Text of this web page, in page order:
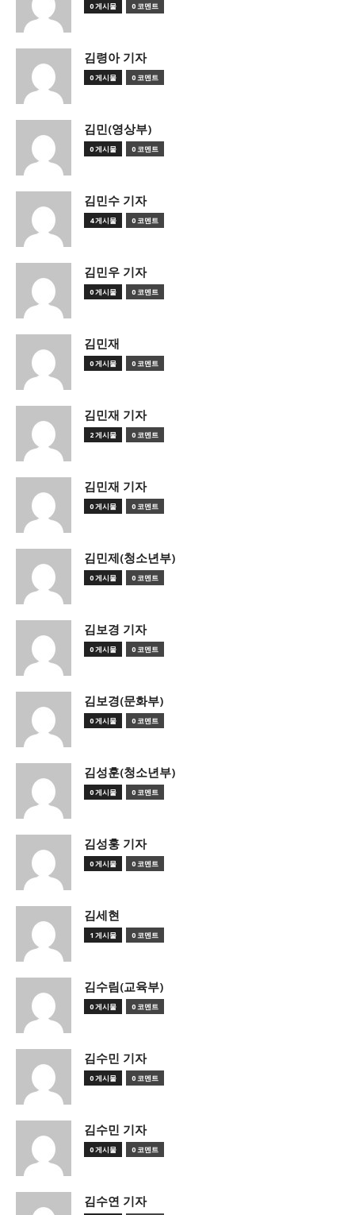
0 게시물 0 코멘트
김령아 기자
0 게시물 0 코멘트
김민(영상부)
0 게시물 0 코멘트
김민수 기자
4 게시물 0 코멘트
김민우 기자
0 게시물 0 코멘트
김민재
0 게시물 0 코멘트
김민재 기자
2 게시물 0 코멘트
김민재 기자
0 게시물 0 코멘트
김민제(청소년부)
0 게시물 0 코멘트
김보경 기자
0 게시물 0 코멘트
김보경(문화부)
0 게시물 0 코멘트
김성훈(청소년부)
0 게시물 0 코멘트
김성훙 기자
0 게시물 0 코멘트
김세현
1 게시물 0 코멘트
김수림(교육부)
0 게시물 0 코멘트
김수민 기자
0 게시물 0 코멘트
김수민 기자
0 게시물 0 코멘트
김수연 기자